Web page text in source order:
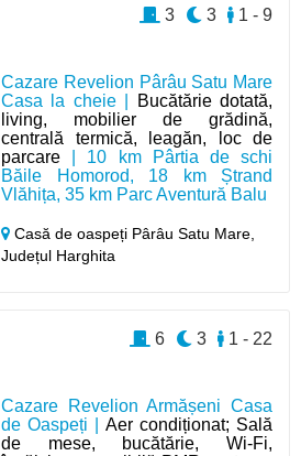
Cazare Revelion Pârâu Satu Mare
Casa la cheie |
Bucătărie dotată,
living, mobilier de grădină,
centrală termică, leagăn, loc de
parcare | 10 km Pârtia de schi
Băile Homorod, 18 km Ștrand
Vlăhița, 35 km Parc Aventură Balu
Casă de oaspeți Pârâu Satu Mare,
Județul Harghita
1 - 9
3
3
Cazare Revelion Armășeni Casa
de Oaspeți | Aer condiționat; Sală
de mese, bucătărie, Wi-Fi,
1 - 22
3
6